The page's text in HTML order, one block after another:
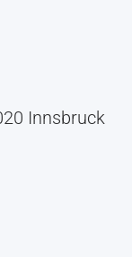
Innsbruck